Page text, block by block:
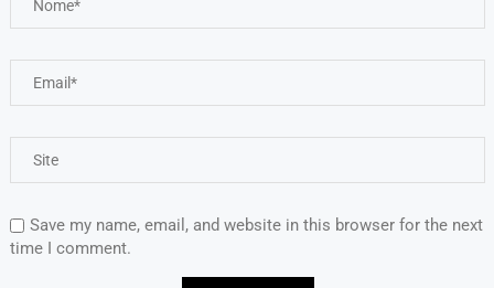
Save my name, email, and website in this browser for the next
time I comment.